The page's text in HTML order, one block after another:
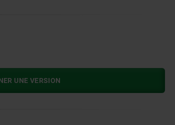
UNE VERSION